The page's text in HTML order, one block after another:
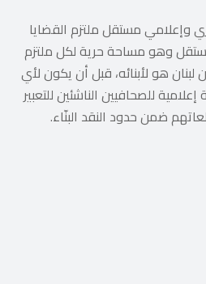
وإعلامي مستقل ملتزم القضايا
وهو مساحة حرية لكل ملتزم
لبنان هو لأبنائه، قبل أن يكون لأي
للصحافيين الناشئين للتعبير
ضمن حدود النقد البنّاء.